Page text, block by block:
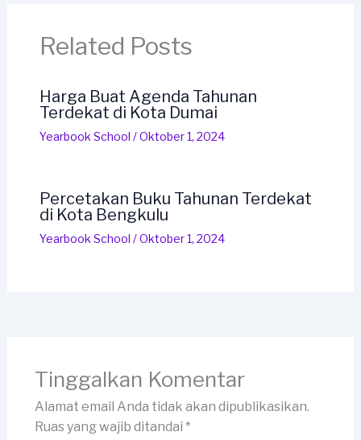
Related Posts
Harga Buat Agenda Tahunan
Terdekat di Kota Dumai
Yearbook School /Oktober 1, 2024
Percetakan Buku Tahunan Terdekat
di Kota Bengkulu
Yearbook School /Oktober 1, 2024
Tinggalkan Komentar
Alamat email Anda tidak akan dipublikasikan.
Ruas yang wajib ditandai *